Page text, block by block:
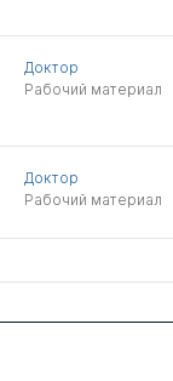
Доктор
Рабочий материал
Доктор
Рабочий материал